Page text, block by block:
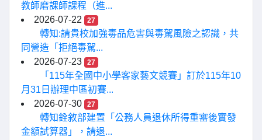
教師磨課師課程（進...
2026-07-22
27
轉知:請貴校加強毒品危害與毒駕風險之認識，共
同營造「拒絕毒駕...
2026-07-23
27
「115年全國中小學客家藝文競賽」訂於115年10
月31日辦理中區初賽...
2026-07-30
27
轉知銓敘部建置「公務人員退休所得重審後實發
金額試算器」，請退...